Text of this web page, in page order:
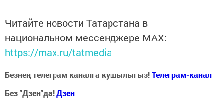
Читайте новости Татарстана в
национальном мессенджере MАХ:
https://max.ru/tatmedia
Безнең телеграм каналга кушылыгыз!Телеграм-канал
Без "Дзен"да!Дзен